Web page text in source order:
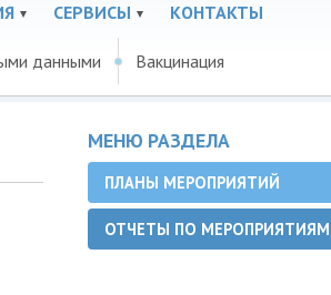
СЕРВИСЫ КОНТАКТЫ
данными Вакцинация
МЕНЮ РАЗДЕЛА
ПЛАНЫ МЕРОПРИЯТИЙ
ОТЧЕТЫ ПО МЕРОПРИЯТИЯМ